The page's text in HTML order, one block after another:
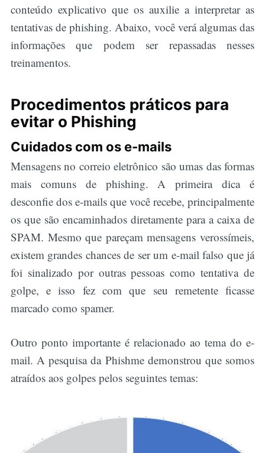
conteúdo explicativo que os auxilie a interpretar as
tentativas de phishing. Abaixo, você verá algumas das
informações que podem ser repassadas nesses
treinamentos.
Procedimentos práticos para
evitar o Phishing
Cuidados com os e-mails
Mensagens no correio eletrônico são umas das formas
mais comuns de phishing. A primeira dica é
desconfie dos e-mails que você recebe, principalmente
os que são encaminhados diretamente para a caixa de
SPAM. Mesmo que pareçam mensagens verossímeis,
existem grandes chances de ser um e-mail falso que já
foi sinalizado por outras pessoas como tentativa de
golpe, e isso fez com que seu remetente ficasse
marcado como spamer.
Outro ponto importante é relacionado ao tema do e-
mail. A pesquisa da Phishme demonstrou que somos
atraídos aos golpes pelos seguintes temas: